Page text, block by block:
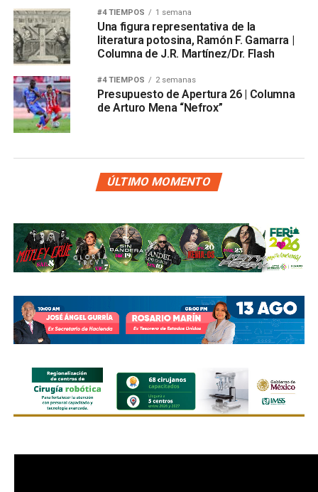
#4 TIEMPOS 1 semana
Una figura representativa de la
literatura potosina, Ramón F. Gamarra |
Columna de J.R. Martínez/Dr. Flash
#4 TIEMPOS 2 semanas
Presupuesto de Apertura 26 | Columna
de Arturo Mena “Nefrox”
ÚLTIMO MOMENTO